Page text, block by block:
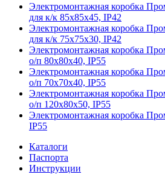
Электромонтажная коробка
для к/к 85x85x45, IP42
Электромонтажная коробка
для к/к 75x75x30, IP42
Электромонтажная коробка
о/п 80x80x40, IP55
Электромонтажная коробка
о/п 70x70x40, IP55
Электромонтажная коробка
о/п 120x80x50, IP55
Электромонтажная коробка
IP55
Каталоги
Паспорта
Инструкции